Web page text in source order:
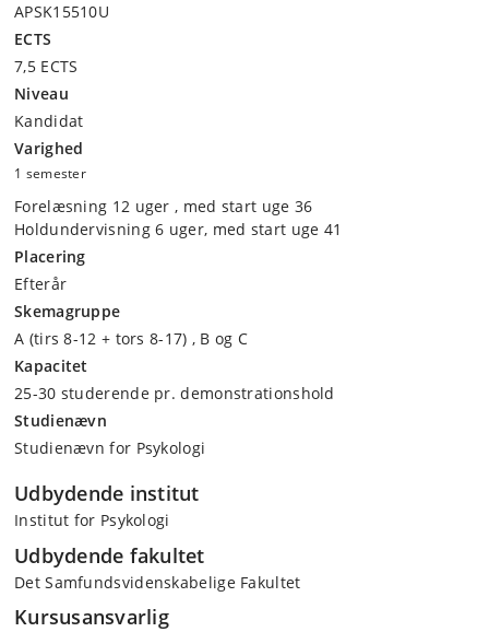
APSK15510U
ECTS
7,5 ECTS
Niveau
Kandidat
Varighed
1 semester
Forelæsning 12 uger , med start uge 36
Holdundervisning 6 uger, med start uge 41
Placering
Efterår
Skemagruppe
A (tirs 8-12 + tors 8-17) , B og C
Kapacitet
25-30 studerende pr. demonstrationshold
Studienævn
Studienævn for Psykologi
Udbydende institut
Institut for Psykologi
Udbydende fakultet
Det Samfundsvidenskabelige Fakultet
Kursusansvarlig